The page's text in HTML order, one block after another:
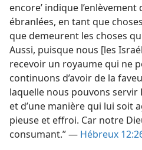
encore’ indique
ébranlées, en tant que
que demeurent les choses
Aussi, puisque nous [les
recevoir un royaume qui ne
continuons d’avoir de la
laquelle nous pouvons servir
et d’une manière qui lui soit
pieuse et effroi. Car notre
consumant.” — Hébreux